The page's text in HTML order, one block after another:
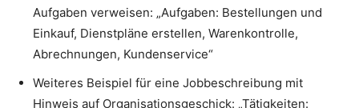
Aufgaben verweisen: „Aufgaben: Bestellungen und
Einkauf, Dienstpläne erstellen, Warenkontrolle,
Abrechnungen, Kundenservice“
Weiteres Beispiel für eine Jobbeschreibung mit
Hinweis auf Organisationsgeschick: „Tätigkeiten: